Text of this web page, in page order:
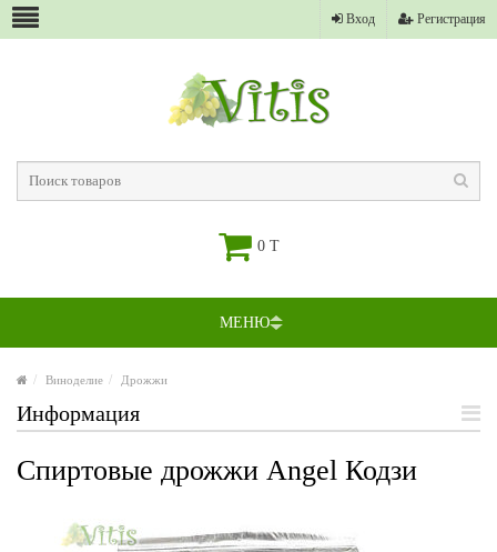
Вход Регистрация
0 T
МЕНЮ
Виноделие Дрожжи
Информация
Спиртовые дрожжи Angel Кодзи